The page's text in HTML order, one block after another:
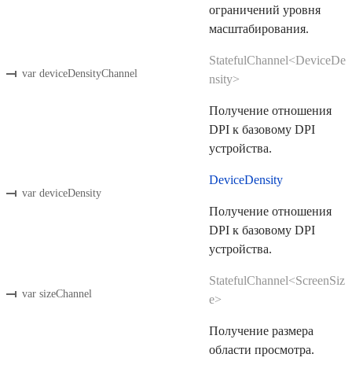
ограничений уровня
масштабирования.
var deviceDensityChannel
StatefulChannel<DeviceDe
nsity>
Получение отношения
DPI к базовому DPI
устройства.
var deviceDensity
DeviceDensity
Получение отношения
DPI к базовому DPI
устройства.
var sizeChannel
StatefulChannel<ScreenSiz
e>
Получение размера
области просмотра.